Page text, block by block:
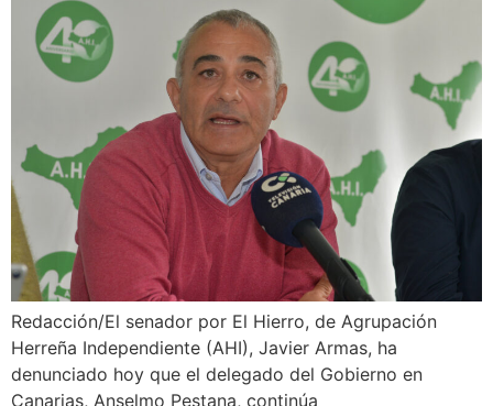
Redacción/El senador por El Hierro, de Agrupación
Herreña Independiente (AHI), Javier Armas, ha
denunciado hoy que el delegado del Gobierno en
Canarias, Anselmo Pestana, continúa